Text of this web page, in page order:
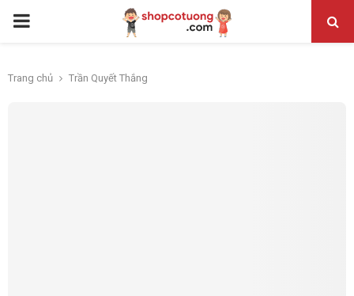
PRIMARY
Trang chủ Trần Quyết Thắng